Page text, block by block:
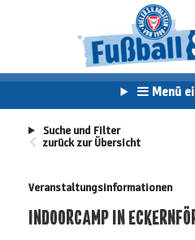
Menü
Suche und Filter
zurück zur Übersicht
Veranstaltungsinformationen
INDOORCAMP IN